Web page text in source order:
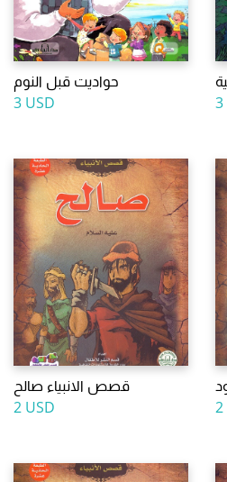
حواديت قبل النوم
3 USD
3
قصص الانبياء صالح
2 USD
2